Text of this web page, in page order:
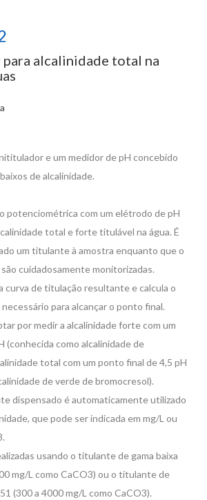
alcalinidade total na
e um medidor de pH concebido
de alcalinidade.
potenciométrica com um elétrodo de pH
total e forte titulável na água. É
um titulante à amostra enquanto que o
cuidadosamente monitorizadas.
curva de titulação resultante e calcula o
para alcançar o ponto final.
por medir a alcalinidade forte com um
(conhecida como alcalinidade de
total com um ponto final de 4,5 pH
de verde de bromocresol).
dispensado é automaticamente utilizado
que pode ser indicada em mg/L ou
usando o titulante de gama baixa
mg/L como CaCO3) ou o titulante de
(300 a 4000 mg/L como CaCO3).